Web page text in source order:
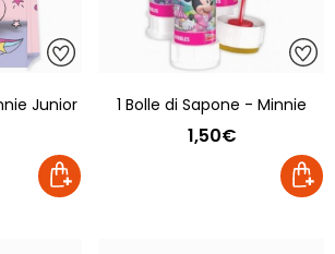
Junior 1 Bolle di Sapone - Minnie
1,50€